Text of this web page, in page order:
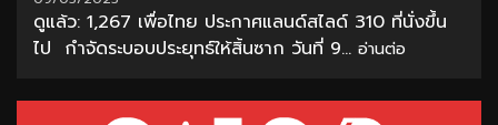
ดูแล้ว: 1,267 เพื่อไทย ประกาศแลนด์สไลด์ 310 ที่นั่งขึ้น
ไป กำจัดระบอบประยุทธ์ให้สิ้นซาก วันที่ 9... อ่านต่อ